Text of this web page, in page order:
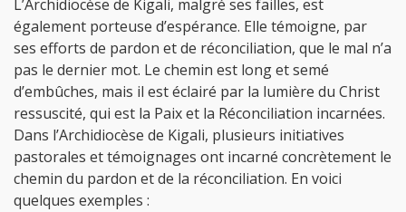
L’Archidiocèse de Kigali, malgré ses failles, est
également porteuse d’espérance. Elle témoigne, par
ses efforts de pardon et de réconciliation, que le mal n’a
pas le dernier mot. Le chemin est long et semé
d’embûches, mais il est éclairé par la lumière du Christ
ressuscité, qui est la Paix et la Réconciliation incarnées.
Dans l’Archidiocèse de Kigali, plusieurs initiatives
pastorales et témoignages ont incarné concrètement le
chemin du pardon et de la réconciliation. En voici
quelques exemples :